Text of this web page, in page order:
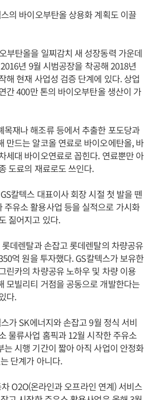
의 바이오부탄올 상용화 계획도 이끌
부탄올을 일찌감치 새 성장동력 가운데
년 9월 시범공장을 착공해 2018년
해 현재 사업성 검증 단계에 있다. 상업
간 400만 톤의 바이오부탄올 생산이 가
목재나 해조류 등에서 추출한 포도당과
만드는 알코올 연료로 바이오에탄올, 바
세대 바이오연료로 꼽힌다. 연료뿐만 아
도료의 재료로도 쓰인다.
칼텍스 대표이사 회장 시절 첫 발을 뗀
주유소 활용사업 등을 실적으로 가시화
짊어지고 있다.
데렌탈과 손잡고 롯데렌탈의 차량공유
억 원을 투자했다. GS칼텍스가 보유한
린카의 차량공유 노하우 및 차량 이용
모빌리티 거점을 공동으로 개발한다는
다.
가 SK에너지와 손잡고 9월 정식 서비
물류사업 홈픽과 12월 시작한 주유소
는 시행 기간이 짧아 아직 사업이 안정화
단계가 아니다.
O2O(온라인과 오프라인 연계) 서비스